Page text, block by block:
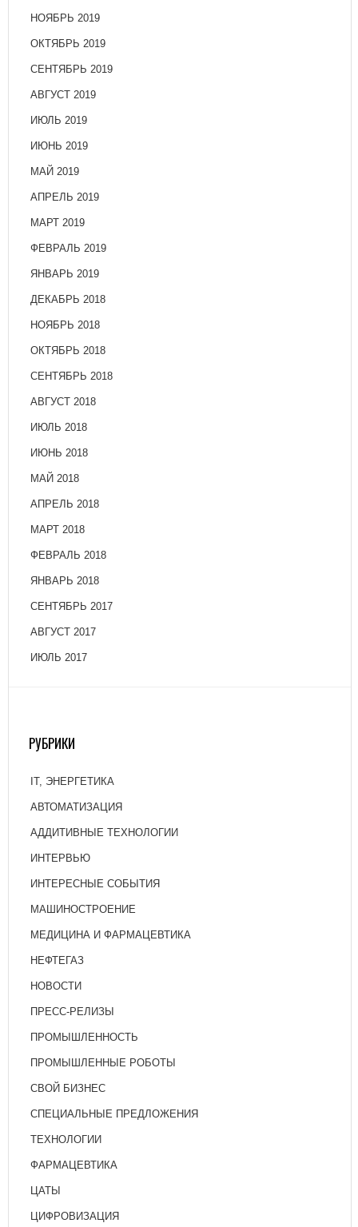
НОЯБРЬ 2019
ОКТЯБРЬ 2019
СЕНТЯБРЬ 2019
АВГУСТ 2019
ИЮЛЬ 2019
ИЮНЬ 2019
МАЙ 2019
АПРЕЛЬ 2019
МАРТ 2019
ФЕВРАЛЬ 2019
ЯНВАРЬ 2019
ДЕКАБРЬ 2018
НОЯБРЬ 2018
ОКТЯБРЬ 2018
СЕНТЯБРЬ 2018
АВГУСТ 2018
ИЮЛЬ 2018
ИЮНЬ 2018
МАЙ 2018
АПРЕЛЬ 2018
МАРТ 2018
ФЕВРАЛЬ 2018
ЯНВАРЬ 2018
СЕНТЯБРЬ 2017
АВГУСТ 2017
ИЮЛЬ 2017
РУБРИКИ
IT, ЭНЕРГЕТИКА
АВТОМАТИЗАЦИЯ
АДДИТИВНЫЕ ТЕХНОЛОГИИ
ИНТЕРВЬЮ
ИНТЕРЕСНЫЕ СОБЫТИЯ
МАШИНОСТРОЕНИЕ
МЕДИЦИНА И ФАРМАЦЕВТИКА
НЕФТЕГАЗ
НОВОСТИ
ПРЕСС-РЕЛИЗЫ
ПРОМЫШЛЕННОСТЬ
ПРОМЫШЛЕННЫЕ РОБОТЫ
СВОЙ БИЗНЕС
СПЕЦИАЛЬНЫЕ ПРЕДЛОЖЕНИЯ
ТЕХНОЛОГИИ
ФАРМАЦЕВТИКА
ЦАТЫ
ЦИФРОВИЗАЦИЯ